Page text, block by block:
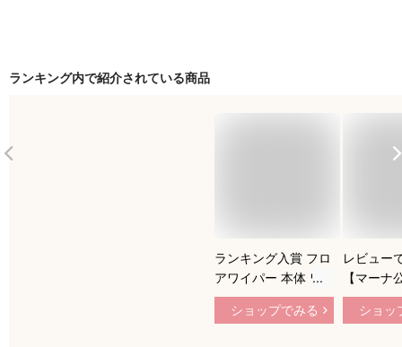
ランキング内で紹介されている商品
ランキング入賞 フロ
アワイパー 本体 ワ
ンタッチ 330°掃除範
囲 16cm/25cm 手が
ショップでみる
レビュー
【マーナ
チレスワ
ーリン
ショッ